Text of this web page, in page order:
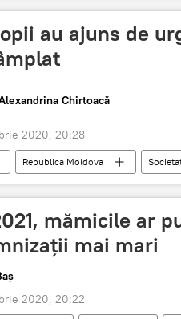
au ajuns de
Chirtoacă
2020, 20:28
Republica Moldova
spital urgență
mămicile ar
mai mari
2020, 20:22